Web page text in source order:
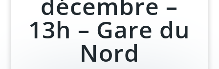
13h – Gare du
Nord